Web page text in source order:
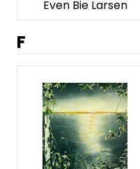
Even Bie Larsen
F